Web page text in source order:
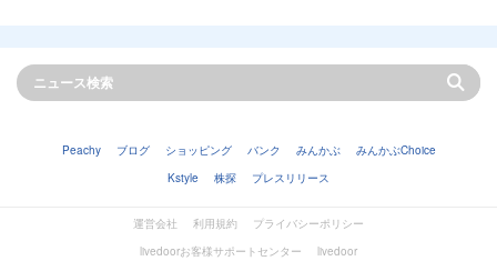
Peachy ブログ ショッピング バンク みんかぶ
みんかぶChoice
Kstyle
株探 プレスリリース
運営会社 利用規約
プライバシーポリシー
livedoorお客様サポートセンター
livedoor